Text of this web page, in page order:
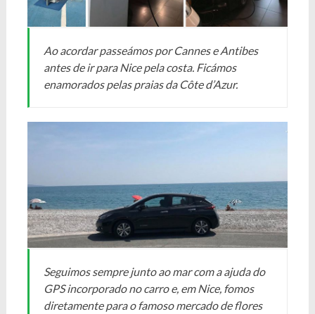
Ao acordar passeámos por Cannes e Antibes
antes de ir para Nice pela costa. Ficámos
enamorados pelas praias da Côte d’Azur.
Seguimos sempre junto ao mar com a ajuda do
GPS incorporado no carro e, em Nice, fomos
diretamente para o famoso mercado de flores